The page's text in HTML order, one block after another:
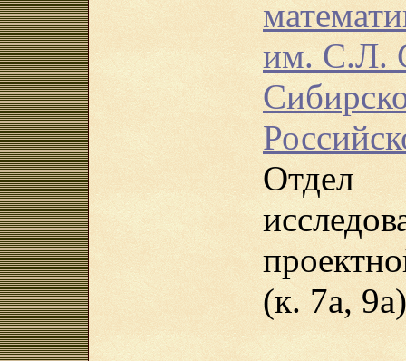
им. С.Л.
(к. 7а, 9а)